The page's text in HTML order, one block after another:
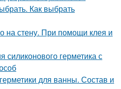
Как выбрать
на стену. При помощи клея и
силиконового герметика с
для ванны. Состав и